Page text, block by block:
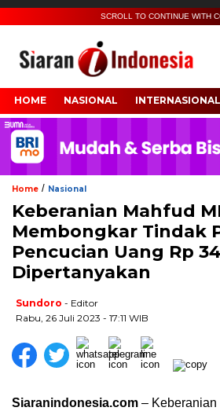
SCROLL TO CONTINUE WITH
HOME NASIONAL INTERNASIONAL
Home / Nasional
Keberanian Mahfud
Membongkar Tindak
Pencucian Uang Rp
Dipertanyakan
Sundoro - Editor
Rabu, 26 Juli 2023 - 17:11 WIB
Siaranindonesia.com – Keberanian